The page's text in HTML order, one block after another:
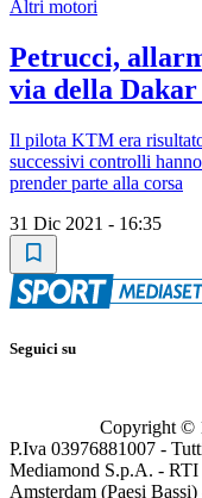
Altri motori
Petrucci,
via della Dakar
Il pilota KTM era
successivi controlli
prender parte alla corsa
31 Dic 2021 - 16:35
Seguici su
Copyright ©
P.Iva 03976881007 -
Mediamond S.p.A. - RTI
Amsterdam (Paesi